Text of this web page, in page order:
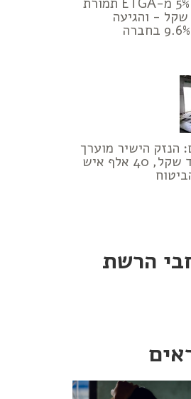
שקל - והגיעה
הנזק הישיר מוערך
ב-2 מיליארד שקל, 40 אלף איש
הרשת